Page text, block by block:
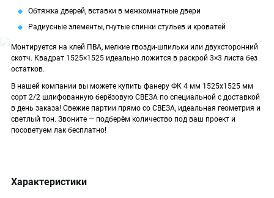
Обтяжка дверей, вставки в межкомнатные двери
Радиусные элементы, гнутые спинки стульев и кроватей
Монтируется на клей ПВА, мелкие гвозди-шпильки или двухсторонний
скотч. Квадрат 1525×1525 идеально ложится в раскрой 3×3 листа без
остатков.
В нашей компании вы можете купить фанеру ФК 4 мм 1525х1525 мм
сорт 2/2 шлифованную берёзовую СВЕЗА по специальной с доставкой
в день заказа! Свежие партии прямо со СВЕЗА, идеальная геометрия и
светлый тон. Звоните — подберём количество под ваш проект и
посоветуем лак бесплатно!
Характеристики